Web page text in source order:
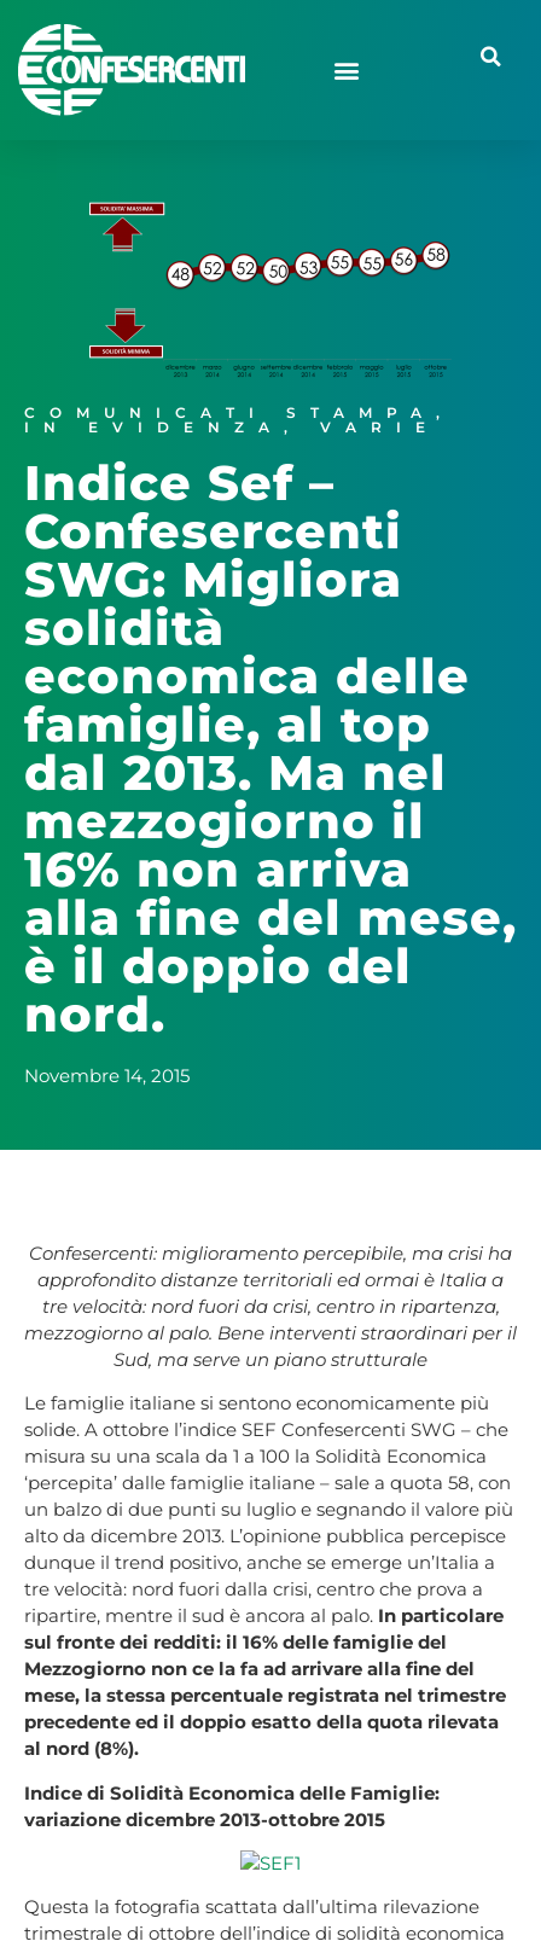
COMUNICATI STAMPA ,
IN EVIDENZA , VARIE
Indice Sef –
Confesercenti
SWG: Migliora
solidità
economica delle
famiglie, al top
dal 2013. Ma nel
mezzogiorno il
16% non arriva
alla fine del mese,
è il doppio del
nord.
Novembre 14, 2015
Confesercenti: miglioramento percepibile, ma crisi ha
approfondito distanze territoriali ed ormai è Italia a
tre velocità: nord fuori da crisi, centro in ripartenza,
mezzogiorno al palo. Bene interventi straordinari per il
Sud, ma serve un piano strutturale
Le famiglie italiane si sentono economicamente più
solide. A ottobre l’indice SEF Confesercenti SWG – che
misura su una scala da 1 a 100 la Solidità Economica
‘percepita’ dalle famiglie italiane – sale a quota 58, con
un balzo di due punti su luglio e segnando il valore più
alto da dicembre 2013. L’opinione pubblica percepisce
dunque il trend positivo, anche se emerge un’Italia a
tre velocità: nord fuori dalla crisi, centro che prova a
ripartire, mentre il sud è ancora al palo. In particolare
sul fronte dei redditi: il 16% delle famiglie del
Mezzogiorno non ce la fa ad arrivare alla fine del
mese, la stessa percentuale registrata nel trimestre
precedente ed il doppio esatto della quota rilevata
al nord (8%).
Indice di Solidità Economica delle Famiglie:
variazione dicembre 2013-ottobre 2015
Questa la fotografia scattata dall’ultima rilevazione
trimestrale di ottobre dell’indice di solidità economica